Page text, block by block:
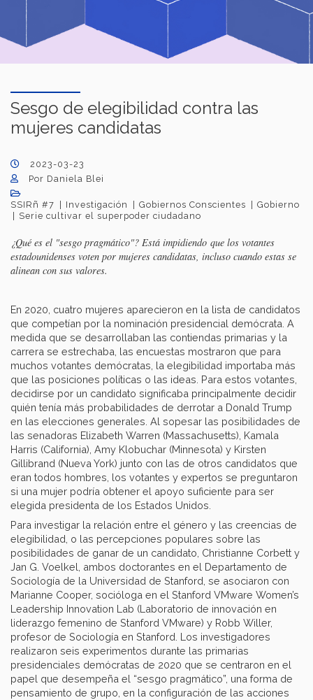
Sesgo de elegibilidad contra las
mujeres candidatas
2023-03-23
Por Daniela Blei
SSIRñ #7 Investigación Gobiernos Conscientes
Gobierno
Serie cultivar el superpoder ciudadano
¿Qué es el "sesgo pragmático"? Está impidiendo que los votantes
estadounidenses voten por mujeres candidatas, incluso cuando estas se
alinean con sus valores.
En 2020, cuatro mujeres aparecieron en la lista de candidatos
que competían por la nominación presidencial demócrata. A
medida que se desarrollaban las contiendas primarias y la
carrera se estrechaba, las encuestas mostraron que para
muchos votantes demócratas, la elegibilidad importaba más
que las posiciones políticas o las ideas. Para estos votantes,
decidirse por un candidato significaba principalmente decidir
quién tenía más probabilidades de derrotar a Donald Trump
en las elecciones generales. Al sopesar las posibilidades de
las senadoras Elizabeth Warren (Massachusetts), Kamala
Harris (California), Amy Klobuchar (Minnesota) y Kirsten
Gillibrand (Nueva York) junto con las de otros candidatos que
eran todos hombres, los votantes y expertos se preguntaron
si una mujer podría obtener el apoyo suficiente para ser
elegida presidenta de los Estados Unidos.
Para investigar la relación entre el género y las creencias de
elegibilidad, o las percepciones populares sobre las
posibilidades de ganar de un candidato, Christianne Corbett y
Jan G. Voelkel, ambos doctorantes en el Departamento de
Sociología de la Universidad de Stanford, se asociaron con
Marianne Cooper, socióloga en el Stanford VMware Women’s
Leadership Innovation Lab (Laboratorio de innovación en
liderazgo femenino de Stanford VMware) y Robb Willer,
profesor de Sociología en Stanford. Los investigadores
realizaron seis experimentos durante las primarias
presidenciales demócratas de 2020 que se centraron en el
papel que desempeña el “sesgo pragmático”, una forma de
pensamiento de grupo, en la configuración de las acciones